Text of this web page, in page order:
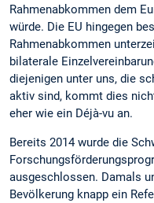
Rahmenabkommen dem
würde. Die EU hingegen
Rahmenabkommen
bilaterale
diejenigen unter uns, die
aktiv sind, kommt dies
eher wie ein Déjà-vu an.
Bereits 2014 wurde die
ausgeschlossen. Damals
Bevölkerung knapp ein